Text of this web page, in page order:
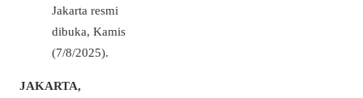
Jakarta resmi
dibuka, Kamis
(7/8/2025).
JAKARTA,